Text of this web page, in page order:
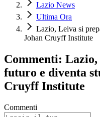
Lazio News
Ultima Ora
Lazio, Leiva si
Johan Cruyff Institute
Commenti:
futuro e diventa
Cruyff Institute
Commenti